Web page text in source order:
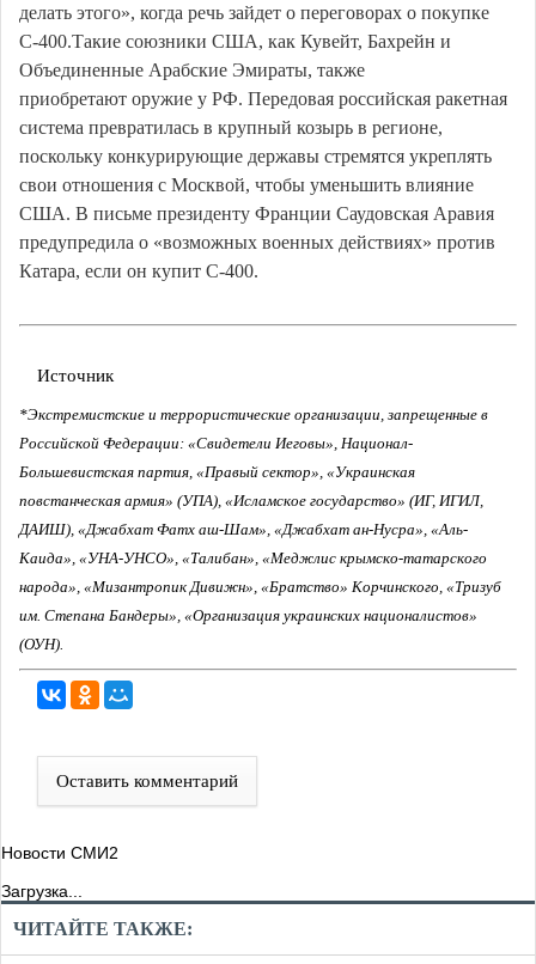
делать этого», когда речь зайдет о переговорах о покупке
С-400.Такие союзники США, как Кувейт, Бахрейн и
Объединенные Арабские Эмираты, также
приобретают оружие у РФ. Передовая российская ракетная
система превратилась в крупный козырь в регионе,
поскольку конкурирующие державы стремятся укреплять
свои отношения с Москвой, чтобы уменьшить влияние
США. В письме президенту Франции Саудовская Аравия
предупредила о «возможных военных действиях» против
Катара, если он купит С-400.
Источник
*Экстремистские и террористические организации, запрещенные в
Российской Федерации: «Свидетели Иеговы», Национал-
Большевистская партия, «Правый сектор», «Украинская
повстанческая армия» (УПА), «Исламское государство» (ИГ, ИГИЛ,
ДАИШ), «Джабхат Фатх аш-Шам», «Джабхат ан-Нусра», «Аль-
Каида», «УНА-УНСО», «Талибан», «Меджлис крымско-татарского
народа», «Мизантропик Дивижн», «Братство» Корчинского, «Тризуб
им. Степана Бандеры», «Организация украинских националистов»
(ОУН).
Оставить комментарий
Новости СМИ2
Загрузка...
ЧИТАЙТЕ ТАКЖЕ: